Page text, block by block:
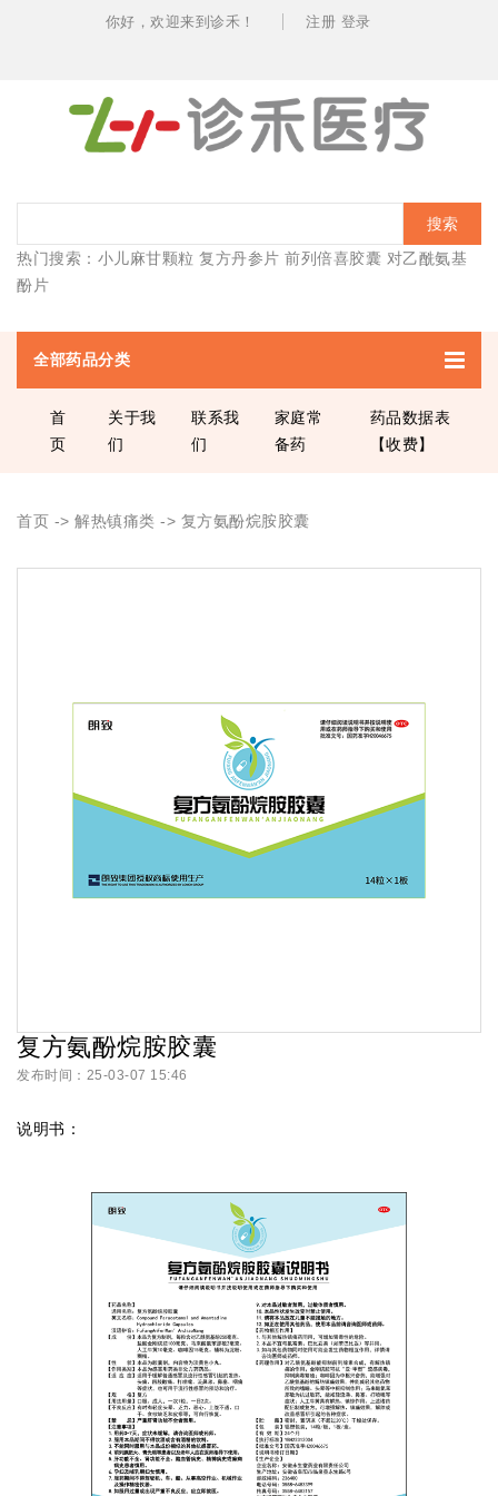
你好，欢迎来到诊禾！ 注册 登录
搜索
热门搜索： 小儿麻甘颗粒 复方丹参片 前列倍喜胶囊 对乙酰氨基
酚片
全部药品分类
首
页
关于我
们
联系我
们
家庭常
备药
药品数据表
【收费】
首页 -> 解热镇痛类 -> 复方氨酚烷胺胶囊
复方氨酚烷胺胶囊
发布时间：25-03-07 15:46
说明书：